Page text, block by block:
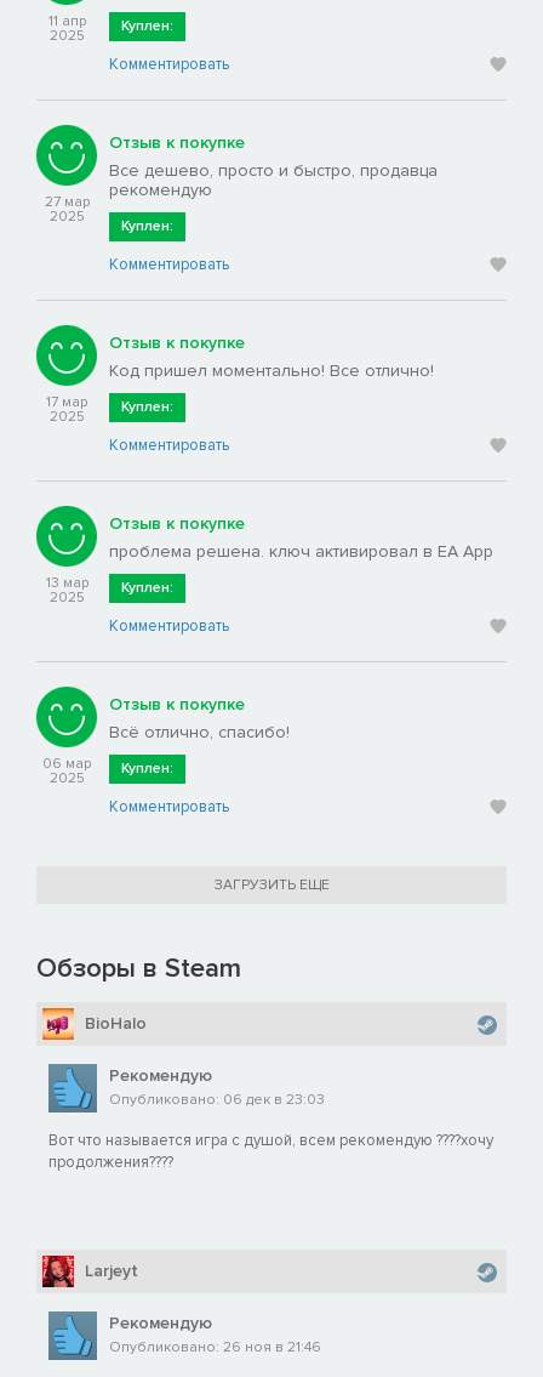
11 апр
2025
Куплен:
Комментировать
27 мар
2025
Отзыв к покупке
Все дешево, просто и быстро, продавца
рекомендую
Куплен:
Комментировать
17 мар
2025
Отзыв к покупке
Код пришел моментально! Все отлично!
Куплен:
Комментировать
13 мар
2025
Отзыв к покупке
проблема решена. ключ активировал в ЕА Арр
Куплен:
Комментировать
06 мар
2025
Отзыв к покупке
Всё отлично, спасибо!
Куплен:
Комментировать
ЗАГРУЗИТЬ ЕЩЕ
Обзоры в Steam
BioHalo
Рекомендую
Опубликовано: 06 дек в 23:03
Вот что называется игра с душой, всем рекомендую ????хочу
продолжения????
Larjeyt
Рекомендую
Опубликовано: 26 ноя в 21:46